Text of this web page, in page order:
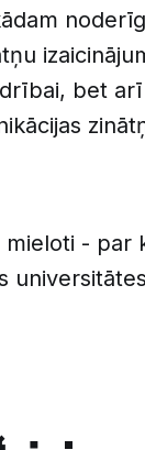
bet arī
- par
universitātes